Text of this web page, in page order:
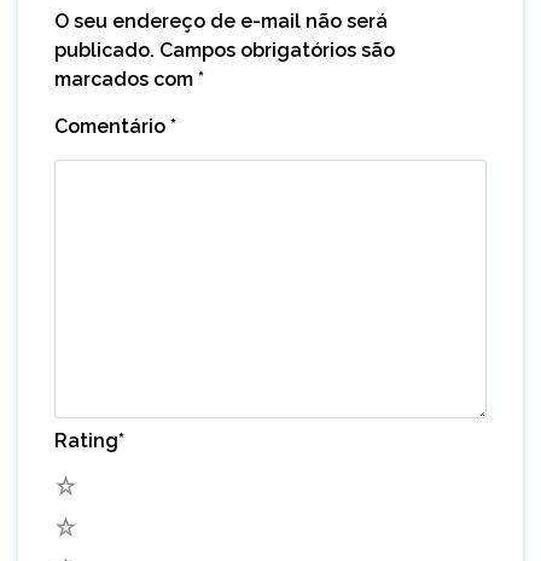
O seu endereço de e-mail não será
publicado. Campos obrigatórios são
marcados com *
Comentário *
Rating*